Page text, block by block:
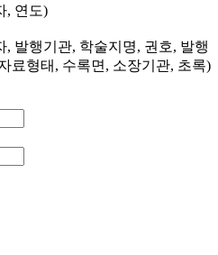
, 연도)
, 발행기관, 학술지명, 권호, 발행
료형태, 수록면, 소장기관, 초록)